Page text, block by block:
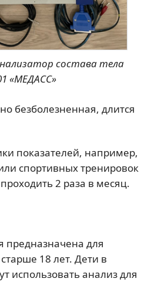
состава тела
«МЕДАСС»
безболезненная, длится
показателей, например,
спортивных тренировок
2 раза в месяц.
предназначена для
18 лет. Дети в
использовать анализ для